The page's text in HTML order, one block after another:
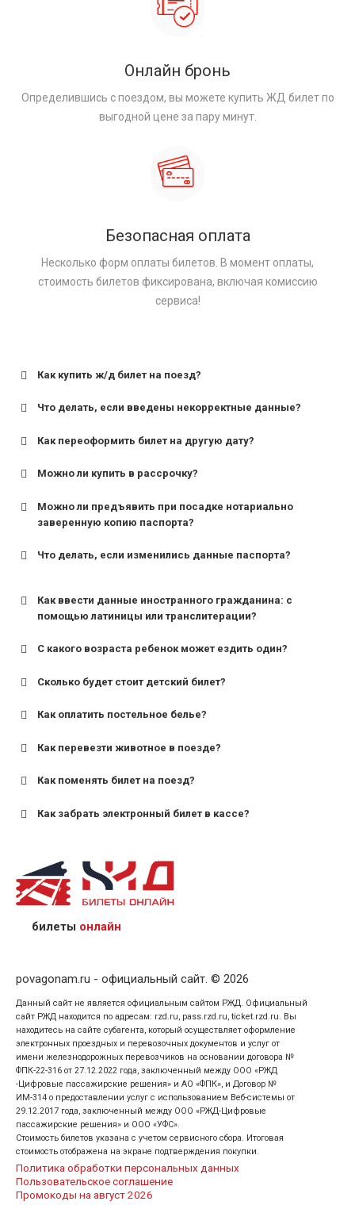
Онлайн бронь
Определившись с поездом, вы можете купить ЖД билет по
выгодной цене за пару минут.
Безопасная оплата
Несколько форм оплаты билетов. В момент оплаты,
стоимость билетов фиксирована, включая комиссию
сервиса!
Как купить ж/д билет на поезд?
Что делать, если введены некорректные данные?
Как переоформить билет на другую дату?
Можно ли купить в рассрочку?
Можно ли предъявить при посадке нотариально
заверенную копию паспорта?
Что делать, если изменились данные паспорта?
Как ввести данные иностранного гражданина: с
помощью латиницы или транслитерации?
С какого возраста ребенок может ездить один?
для поездов дальнего следования — от 10 лет и
для пригородных поездов — от 7 лет.
Сколько будет стоит детский билет?
Как оплатить постельное белье?
Как перевезти животное в поезде?
Как поменять билет на поезд?
Как забрать электронный билет в кассе?
назвав кассиру 14-значный номер заказа;
предъявив удостоверение личности пассажира, на
кого оформлен билет.
билеты онлайн
povagonam.ru - официальный сайт. © 2026
Данный сайт не является официальным сайтом РЖД. Официальный
сайт РЖД находится по адресам: rzd.ru, pass.rzd.ru, ticket.rzd.ru. Вы
находитесь на сайте субагента, который осуществляет оформление
электронных проездных и перевозочных документов и услуг от
имени железнодорожных перевозчиков на основании договора №
ФПК-22-316 от 27.12.2022 года, заключенный между ООО «РЖД
-Цифровые пассажирские решения» и АО «ФПК», и Договор №
ИМ-314 о предоставлении услуг с использованием Веб-системы от
29.12.2017 года, заключенный между ООО «РЖД-Цифровые
пассажирские решения» и ООО «УФС».
Стоимость билетов указана с учетом сервисного сбора. Итоговая
стоимость отображена на экране подтверждения покупки.
Политика обработки персональных данных
Пользовательское соглашение
Промокоды на август 2026